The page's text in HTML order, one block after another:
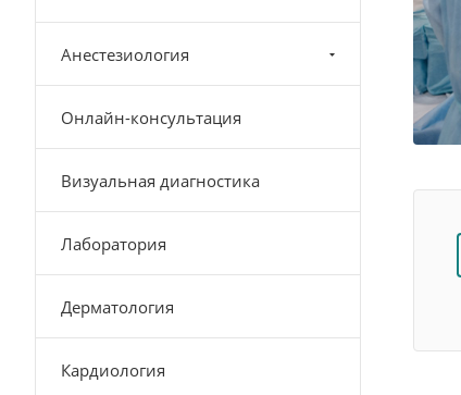
Анестезиология
Онлайн-консультация
Визуальная диагностика
Лаборатория
Дерматология
Кардиология